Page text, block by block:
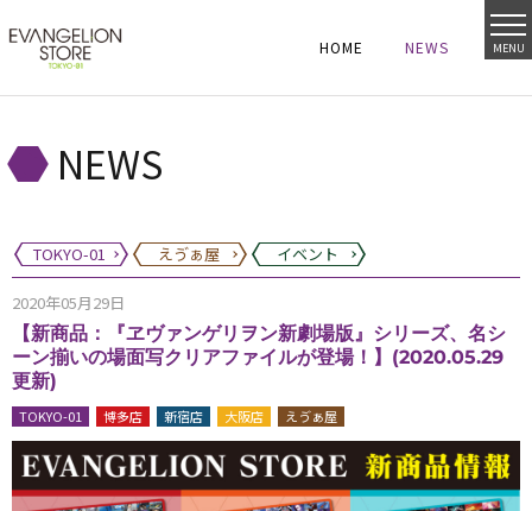
MENU
HOME
HOME NEWS
NEWS
NEWS
TOKYO-01 えゔぁ屋 イベント
2020年05月29日
【新商品：『ヱヴァンゲリヲン新劇場版』シリーズ、名シ
ーン揃いの場面写クリアファイルが登場！】(2020.05.29
更新)
TOKYO-01 博多店 新宿店 大阪店 えゔぁ屋